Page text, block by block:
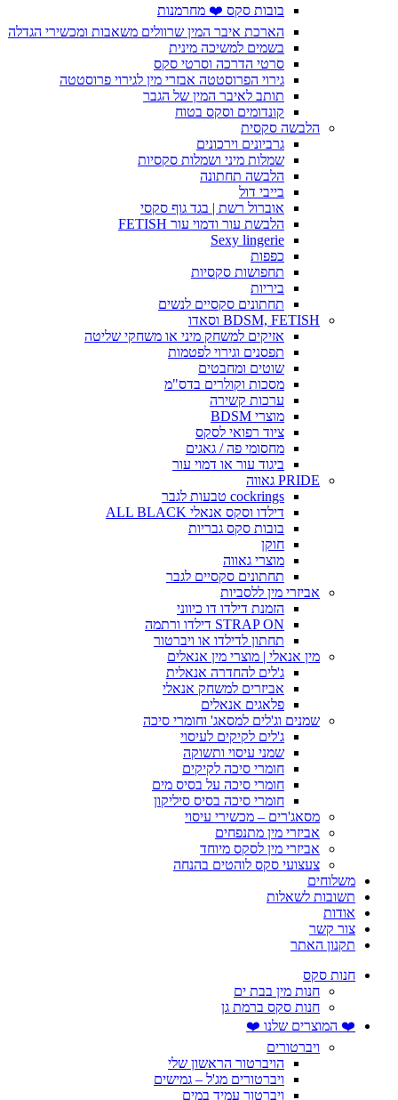
בובות סקס ❤️ מחרמנות
הארכת איבר המין שרוולים משאבות ומכשירי הגדלה
בשמים למשיכה מינית
סרטי הדרכה וסרטי סקס
גירוי הפרוסטטה אבזרי מין לגירוי פרוסטטה
תותב לאיבר המין של הגבר
קונדומים וסקס בטוח
הלבשה סקסית
גרביונים וירכונים
שמלות מיני ושמלות סקסיות
הלבשה תחתונה
בייבי דול
אוברול רשת | בגד גוף סקסי
הלבשת עור ודמוי עור FETISH
Sexy lingerie
כפפות
תחפושות סקסיות
ביריות
תחתונים סקסיים לנשים
BDSM, FETISH וסאדו
אזיקים למשחק מיני או משחקי שליטה
תפסנים וגירוי לפטמות
שוטים ומחבטים
מסכות וקולרים בדס"מ
ערכות קשירה
מוצרי BDSM
ציוד רפואי לסקס
מחסומי פה / גאגים
ביגוד עור או דמוי עור
PRIDE גאווה
cockrings טבעות לגבר
דילדו וסקס אנאלי ALL BLACK
בובות סקס גבריות
חוקן
מוצרי גאווה
תחתונים סקסיים לגבר
אביזרי מין ללסביות
הזמנת דילדו דו כיווני
STRAP ON דילדו ורתמה
תחתון לדילדו או ויברטור
מין אנאלי | מוצרי מין אנאלים
ג'לים להחדרה אנאלית
אביזרים למשחק אנאלי
פלאגים אנאלים
שמנים וג'לים למסאג' וחומרי סיכה
ג'לים לקיקים לעיסוי
שמני עיסוי ותשוקה
חומרי סיכה לקיקים
חומרי סיכה על בסיס מים
חומרי סיכה בסיס סיליקון
מסאג'רים – מכשירי עיסוי
אביזרי מין מתנפחים
אביזרי מין לסקס מיוחד
צעצועי סקס לוהטים בהנחה
משלוחים
תשובות לשאלות
אודות
צור קשר
תקנון האתר
חנות סקס
חנות מין בבת ים
חנות סקס ברמת גן
❤️ המוצרים שלנו ❤️
ויברטורים
הויברטור הראשון שלי
ויברטורים מג'ל – גמישים
ויברטור עמיד במים